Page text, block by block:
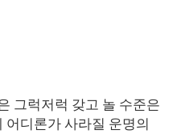
그럭저럭 갖고 놀 수준은
어디론가 사라질 운명의